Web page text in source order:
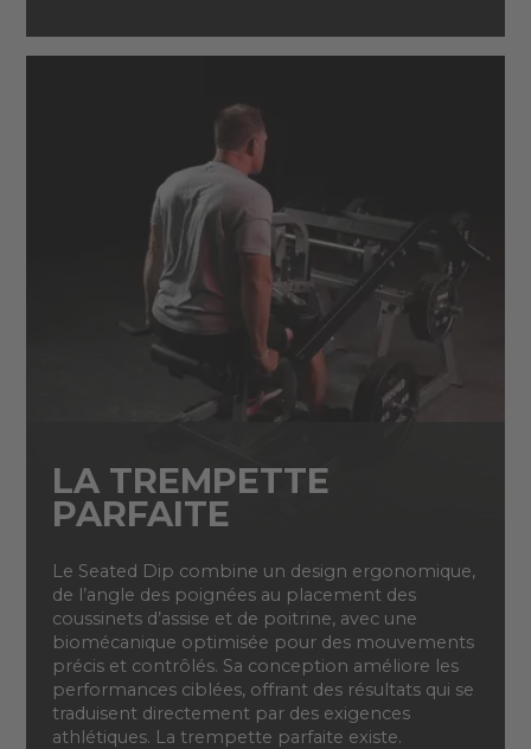
LA TREMPETTE
PARFAITE
Le Seated Dip combine un design ergonomique,
de l’angle des poignées au placement des
coussinets d’assise et de poitrine, avec une
biomécanique optimisée pour des mouvements
précis et contrôlés. Sa conception améliore les
performances ciblées, offrant des résultats qui se
traduisent directement par des exigences
athlétiques. La trempette parfaite existe.